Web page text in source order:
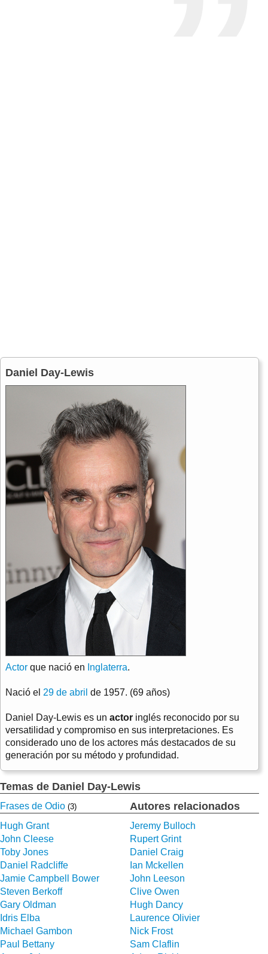
Daniel Day-Lewis
Actor que nació en Inglaterra.
Nació el 29 de abril de 1957. (69 años)
Daniel Day-Lewis es un actor inglés reconocido por su
versatilidad y compromiso en sus interpretaciones. Es
considerado uno de los actores más destacados de su
generación por su método y profundidad.
Temas de Daniel Day-Lewis
Frases de Odio (3) Autores relacionados
Hugh Grant
Jeremy Bulloch
John Cleese
Rupert Grint
Toby Jones
Daniel Craig
Daniel Radcliffe
Ian Mckellen
Jamie Campbell Bower
John Leeson
Steven Berkoff
Clive Owen
Gary Oldman
Hugh Dancy
Idris Elba
Laurence Olivier
Michael Gambon
Nick Frost
Paul Bettany
Sam Claflin